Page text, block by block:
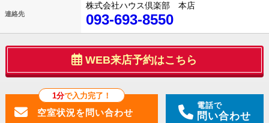
連絡先
株式会社ハウス倶楽部 本店
093-693-8550
WEB来店予約はこちら
1分で入力完了！
電話で
問い合わせ